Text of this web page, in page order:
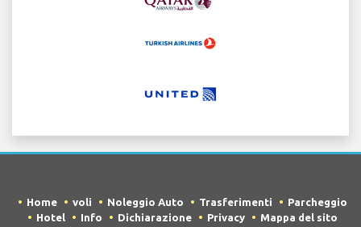
Home voli Noleggio Auto Trasferimenti
Parcheggio
Hotel
Info Dichiarazione Privacy Mappa del sito